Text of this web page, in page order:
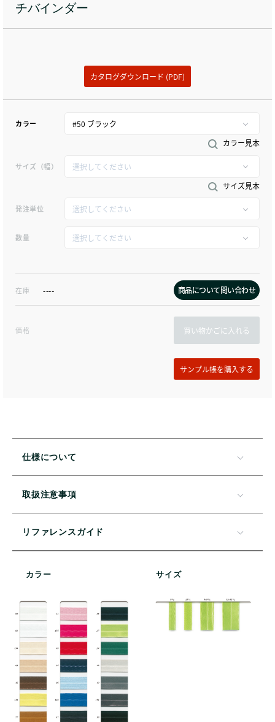
チバインダー
カタログダウンロード (PDF)
カラー
カラー見本
サイズ（幅）
サイズ見本
発注単位
数量
在庫 ---- 商品について問い合わせ
価格 買い物かごに入れる
仕様について
取扱注意事項
リファレンスガイド
カラー サイズ